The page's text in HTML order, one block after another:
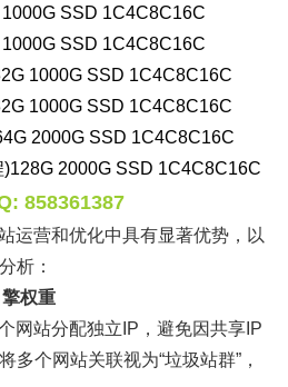
SSD 1C4C8C16C
SSD 1C4C8C16C
1000G SSD 1C4C8C16C
1000G SSD 1C4C8C16C
2000G SSD 1C4C8C16C
2000G SSD 1C4C8C16C
858361387
运营和优化中具有显著优势，以
析：
权重
个网站分配独立IP，避免因共享IP
多个网站关联视为“垃圾站群”，